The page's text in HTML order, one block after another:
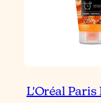
L'Oréal Paris